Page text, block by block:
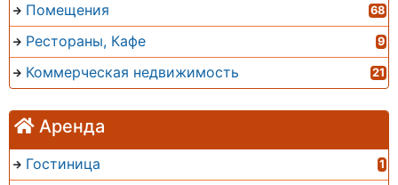
Помещения 68
Рестораны, Кафе 9
Коммерческая недвижимость 21
Аренда
Гостиница 1